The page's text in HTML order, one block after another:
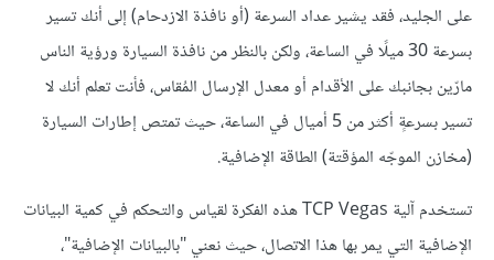
على الجليد، فقد يشير عداد السرعة (أو نافذة الازدحام) إلى أنك تسير
بسرعة 30 ميلًا في الساعة، ولكن بالنظر من نافذة السيارة ورؤية الناس
مارّين بجانبك على الأقدام أو معدل الإرسال المُقاس، فأنت تعلم أنك لا
تسير بسرعةٍ أكثر من 5 أميال في الساعة، حيث تمتص إطارات السيارة
(مخازن الموجّه المؤقتة) الطاقة الإضافية.
تستخدم آلية TCP Vegas هذه الفكرة لقياس والتحكم في كمية البيانات
الإضافية التي يمر بها هذا الاتصال، حيث نعني "بالبيانات الإضافية"،